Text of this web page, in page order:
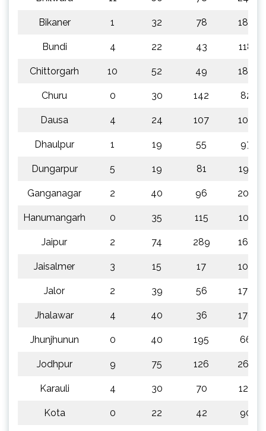
Bikaner 1 32 78 180
Bundi 4 22 43 118
Chittorgarh 10 52 49 189
Churu 0 30 142 82
Dausa 4 24 107 102
Dhaulpur 1 19 55 97
Dungarpur 5 19 81 191
Ganganagar 2 40 96 200
Hanumangarh 0 35 115 101
Jaipur 2 74 289 169
Jaisalmer 3 15 17 108
Jalor 2 39 56 179
Jhalawar 4 40 36 176
Jhunjhunun 0 40 195 66
Jodhpur 9 75 126 265
Karauli 4 30 70 127
Kota 0 22 42 90